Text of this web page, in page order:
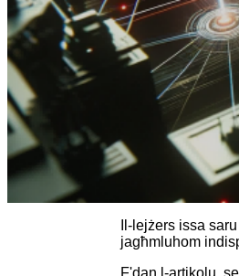
Il-lejżers issa
jagħmluhom
F'dan l-artikolu,